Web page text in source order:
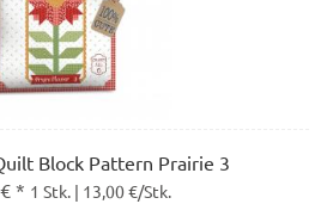
Block Pattern Prairie 3
* 1 Stk. | 13,00 €/Stk.